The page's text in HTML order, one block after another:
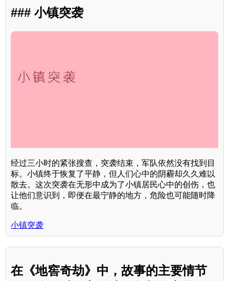
### 小镇突袭
经过三小时的紧张搜查，突袭结束，军队依然没有找到目
标。小镇终于恢复了平静，但人们心中的阴霾却久久难以
散去。这次突袭在无形中成为了小镇居民心中的创伤，也
让他们意识到，即便在最宁静的地方，危险也可能随时降
临。
小镇突袭
在《地窖奇劫》中，故事的主要情节